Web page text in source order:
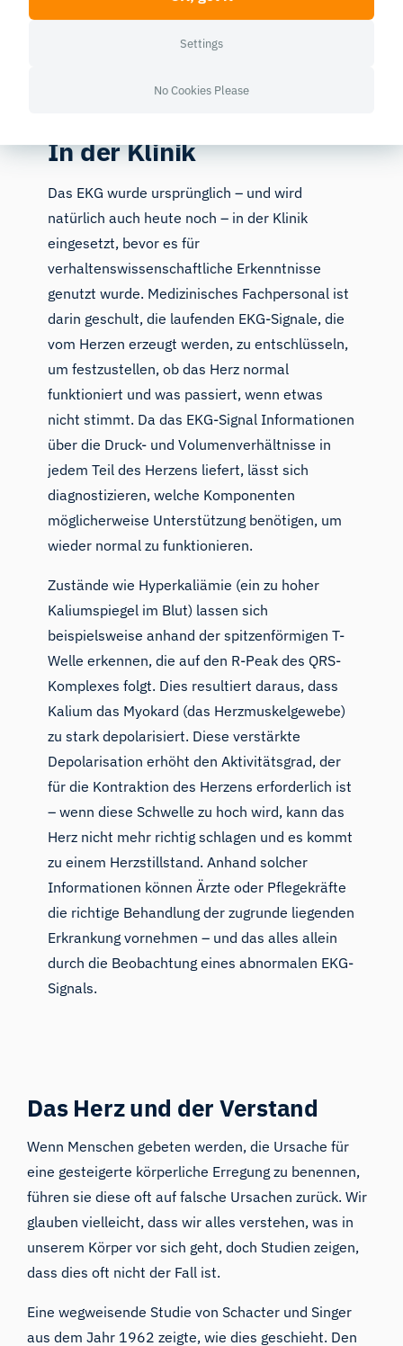
folgenden Grafik dargestellt.
In der Klinik
Das EKG wurde ursprünglich – und wird
natürlich auch heute noch – in der Klinik
eingesetzt, bevor es für
verhaltenswissenschaftliche Erkenntnisse
genutzt wurde. Medizinisches Fachpersonal ist
darin geschult, die laufenden EKG-Signale, die
vom Herzen erzeugt werden, zu entschlüsseln,
um festzustellen, ob das Herz normal
funktioniert und was passiert, wenn etwas
nicht stimmt. Da das EKG-Signal Informationen
über die Druck- und Volumenverhältnisse in
jedem Teil des Herzens liefert, lässt sich
diagnostizieren, welche Komponenten
möglicherweise Unterstützung benötigen, um
wieder normal zu funktionieren.
Zustände wie Hyperkaliämie (ein zu hoher
Kaliumspiegel im Blut) lassen sich
beispielsweise anhand der spitzenförmigen T-
Welle erkennen, die auf den R-Peak des QRS-
Komplexes folgt. Dies resultiert daraus, dass
Kalium das Myokard (das Herzmuskelgewebe)
zu stark depolarisiert. Diese verstärkte
Depolarisation erhöht den Aktivitätsgrad, der
für die Kontraktion des Herzens erforderlich ist
– wenn diese Schwelle zu hoch wird, kann das
Herz nicht mehr richtig schlagen und es kommt
zu einem Herzstillstand. Anhand solcher
Informationen können Ärzte oder Pflegekräfte
die richtige Behandlung der zugrunde liegenden
Erkrankung vornehmen – und das alles allein
durch die Beobachtung eines abnormalen EKG-
Signals.
Das Herz und der Verstand
Wenn Menschen gebeten werden, die Ursache für
eine gesteigerte körperliche Erregung zu benennen,
führen sie diese oft auf falsche Ursachen zurück. Wir
glauben vielleicht, dass wir alles verstehen, was in
unserem Körper vor sich geht, doch Studien zeigen,
dass dies oft nicht der Fall ist.
Eine wegweisende Studie von Schacter und Singer
aus dem Jahr 1962 zeigte, wie dies geschieht. Den
Settings
No Cookies Please